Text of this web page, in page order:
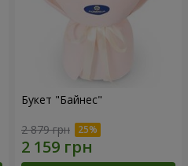
Букет "Байнес"
2 879 грн